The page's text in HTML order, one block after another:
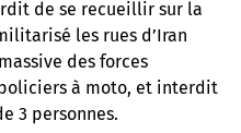
de se recueillir sur la
les rues d’Iran
des forces
à moto, et interdit
3 personnes.